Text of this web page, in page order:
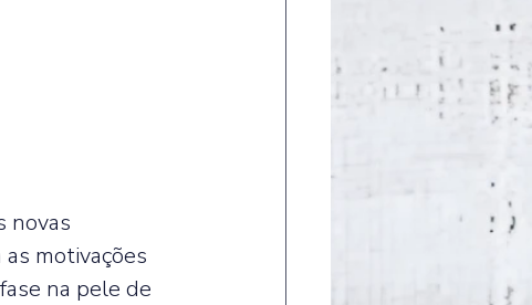
novas
motivações
na pele de